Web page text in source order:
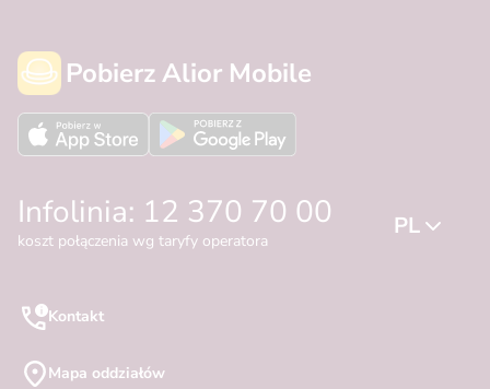
Pobierz Alior Mobile
Infolinia: 12 370 70 00
koszt połączenia wg taryfy operatora PL
Kontakt
Mapa oddziałów